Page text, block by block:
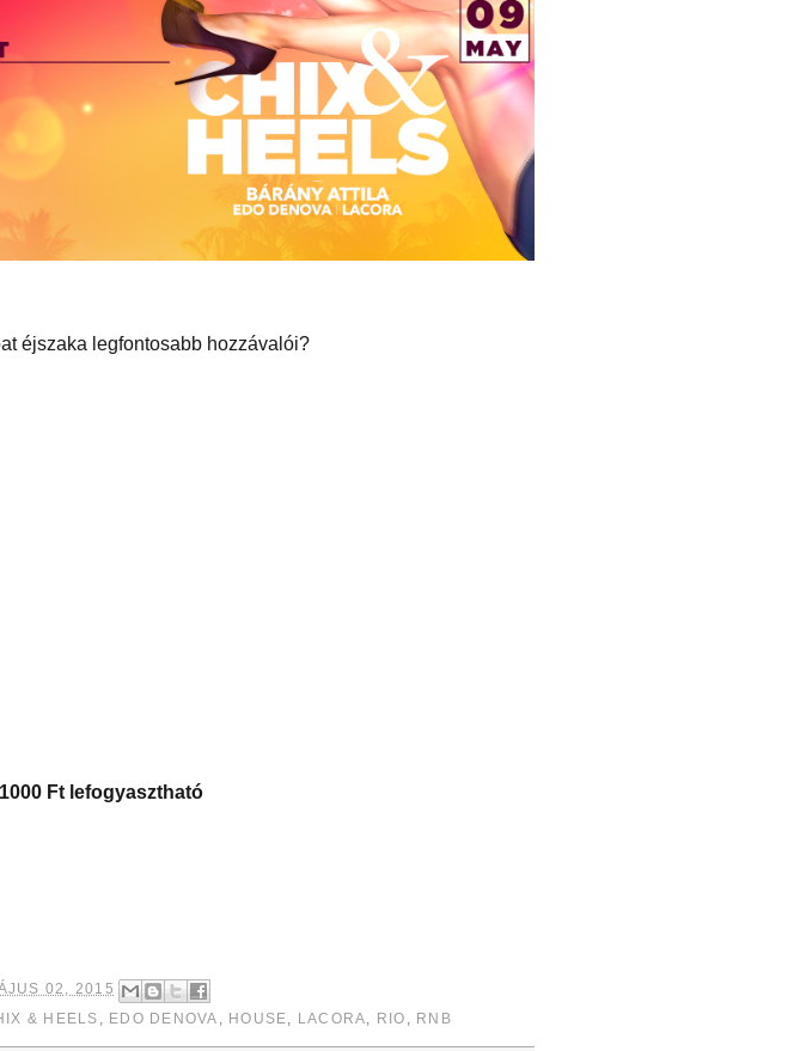
éjszaka legfontosabb hozzávalói?
Ft lefogyasztható
02, 2015
& HEELS EDO DENOVA HOUSE LACORA RIO RNB